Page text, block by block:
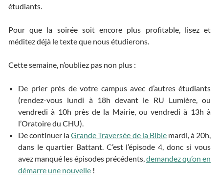
étudiants.
Pour que la soirée soit encore plus profitable, lisez et
méditez déjà le texte que nous étudierons.
Cette semaine, n’oubliez pas non plus :
De prier près de votre campus avec d’autres étudiants
(rendez-vous lundi à 18h devant le RU Lumière, ou
vendredi à 10h près de la Mairie, ou vendredi à 13h à
l’Oratoire du CHU).
De continuer laGrande Traversée de la Biblemardi, à 20h,
dans le quartier Battant. C’est l’épisode 4, donc si vous
avez manqué les épisodes précédents,demandez qu’on en
démarre une nouvelle !